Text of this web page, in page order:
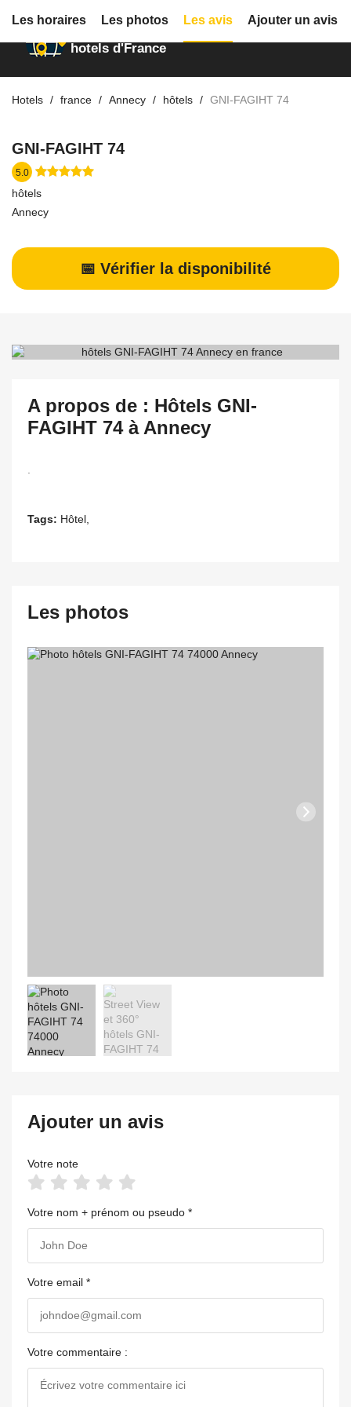
Annuaire des
hotels d'France
Hotels france Annecy hôtels GNI-FAGIHT 74
GNI-FAGIHT 74
5.0
hôtels
Annecy
📅 Vérifier la disponibilité
Les horaires Les photos Les avis Ajouter un avis
A propos de : Hôtels GNI-
FAGIHT 74 à Annecy
Tags: Hôtel,
Les photos
Ajouter un avis
Votre note
Votre nom + prénom ou pseudo *
Votre email *
Votre commentaire :